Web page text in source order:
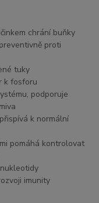
chrání buňky
proti
tuky
k fosforu
podporuje
k normální
pomáhá kontrolovat
imunity